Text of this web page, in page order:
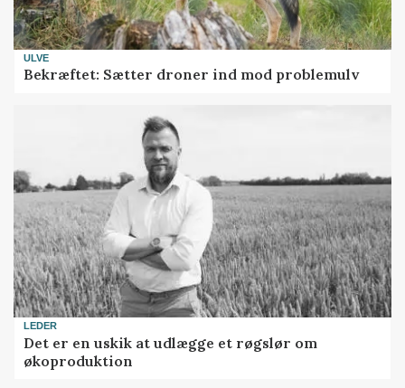
ULVE
Bekræftet: Sætter droner ind mod problemulv
LEDER
Det er en uskik at udlægge et røgslør om
økoproduktion